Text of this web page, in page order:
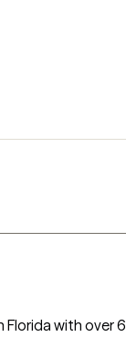
Florida with over 6